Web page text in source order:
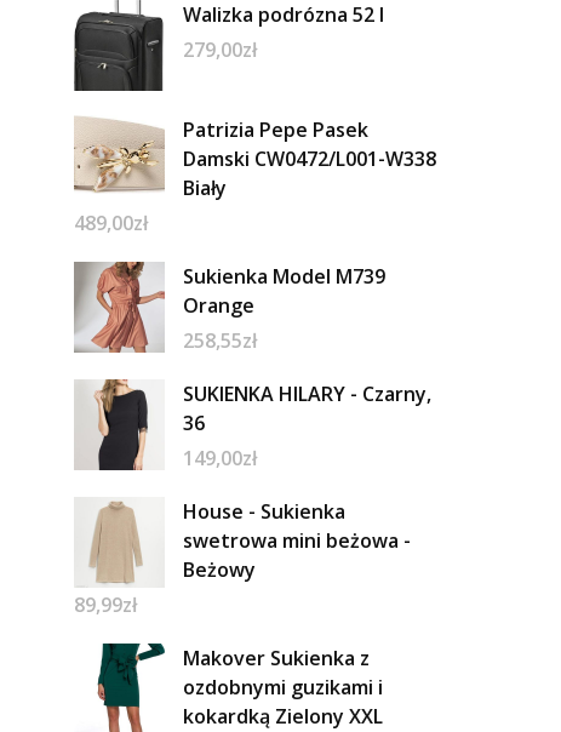
Walizka podrózna 52 l
279,00zł
Patrizia Pepe Pasek
Damski CW0472/L001-W338
Biały
489,00zł
Sukienka Model M739
Orange
258,55zł
SUKIENKA HILARY - Czarny,
36
149,00zł
House - Sukienka
swetrowa mini beżowa -
Beżowy
89,99zł
Makover Sukienka z
ozdobnymi guzikami i
kokardką Zielony XXL